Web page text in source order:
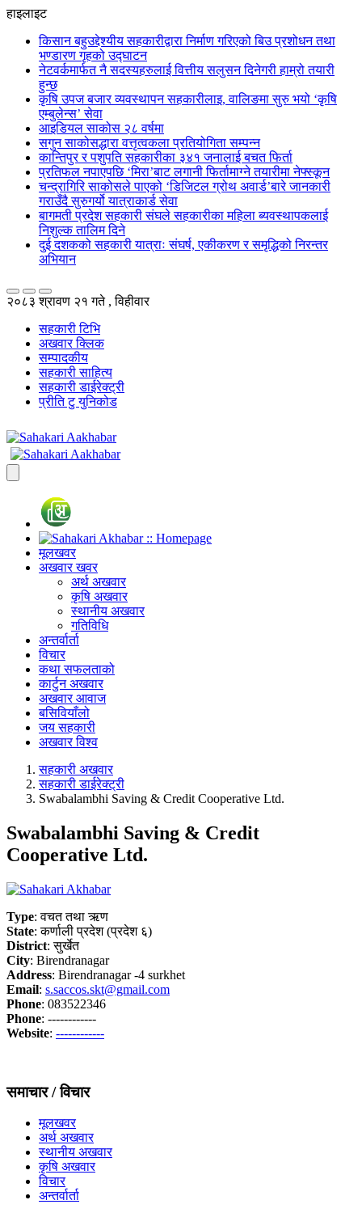
हाइलाइट
किसान बहुउद्देश्यीय सहकारीद्वारा निर्माण गरिएको बिउ प्रशोधन तथा
भण्डारण गृहको उद्घाटन
नेटवर्कमार्फत नै सदस्यहरुलाई वित्तीय सलुसन दिनेगरी हाम्रो तयारी
हुन्छ
कृषि उपज बजार व्यवस्थापन सहकारीलाइ, वालिङमा सुरु भयो ‘कृषि
एम्बुलेन्स’ सेवा
आइडियल साकोस २८ वर्षमा
सगुन साकोसद्धारा वत्तृत्वकला प्रतियोगिता सम्पन्न
कान्तिपुर र पशुपति सहकारीका ३४१ जनालाई बचत फिर्ता
प्रतिफल नपाएपछि ‘मिरा’बाट लगानी फिर्तामाग्ने तयारीमा नेफ्स्कून
चन्द्रागिरि साकोसले पाएको ‘डिजिटल ग्रोथ अवार्ड’बारे जानकारी
गराउँदै सुरुगर्यो यात्राकार्ड सेवा
बागमती प्रदेश सहकारी संघले सहकारीका महिला ब्यवस्थापकलाई
निशुल्क तालिम दिने
दुई दशकको सहकारी यात्राः संघर्ष, एकीकरण र समृद्धिको निरन्तर
अभियान
२०८३ श्रावण २१ गते , विहीवार
सहकारी टिभि
अखवार क्लिक
सम्पादकीय
सहकारी साहित्य
सहकारी डाईरेक्ट्री
प्रीति टु युनिकोड
मूलखवर
अखवार खवर
अर्थ अखवार
कृषि अखवार
स्थानीय अखवार
गतिविधि
अन्तर्वार्ता
विचार
कथा सफलताको
कार्टुन अखवार
अखवार आवाज
बसिवियाँलो
जय सहकारी
अखवार विश्व
सहकारी अखवार
सहकारी डाईरेक्ट्री
Swabalambhi Saving & Credit Cooperative Ltd.
Swabalambhi Saving & Credit
Cooperative Ltd.
Type: वचत तथा ऋण
State: कर्णाली प्रदेश (प्रदेश ६)
District: सुर्खेत
City: Birendranagar
Address: Birendranagar -4 surkhet
Email: s.saccos.skt@gmail.com
Phone: 083522346
Phone: ------------
Website: ------------
समाचार / विचार
मूलखवर
अर्थ अखवार
स्थानीय अखवार
कृषि अखवार
विचार
अन्तर्वार्ता